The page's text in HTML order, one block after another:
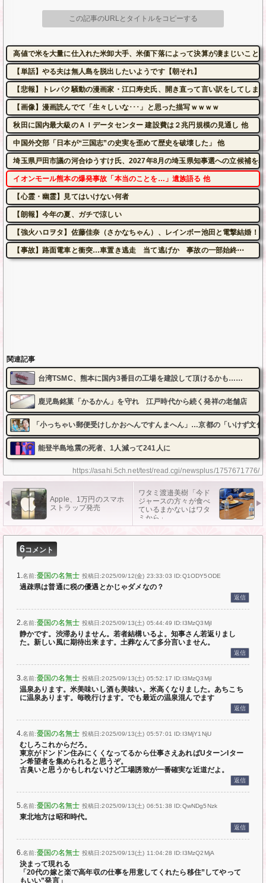
https://asahi.5ch.net/test/read.cgi/newsplus/1757671776/
この記事のURLとタイトルをコピーする
高値で米を大量に仕入れた米卸大手、米価下落によって決算が凄まじいこと
【単話】やる夫は無人島を脱出したいようです【朝それ】
【悲報】トレパク騒動の漫画家・江口寿史氏、開き直って言い訳をしてしま
【画像】漫画読んでて「生々しいな･･･」と思った描写ｗｗｗｗ
秋田に国内最大級のＡＩデータセンター 建設費は２兆円規模の見通し 他
中国外交部「日本が“三国志”の史実を歪めて歴史を破壊した」 他
埼玉県戸田市議の河合ゆうすけ氏、2027年8月の埼玉県知事選への立候補を
イオンモール熊本の爆発事故「本当のことを…」遺族語る 他
【心霊・幽霊】見てはいけない何者
【朗報】今年の夏、ガチで涼しい
【強火ハロヲタ】佐藤佳奈（さかなちゃん）、レインボー池田と電撃結婚！
【事故】路面電車と衝突…車置き逃走 当て逃げか 事故の一部始終⋯
関連記事
台湾TSMC、熊本に国内3番目の工場を建設して頂けるかも……
鹿児島銘菓「かるかん」を守れ 江戸時代から続く発祥の老舗店
「小っちゃい郵便受けしかおへんですんまへん」…京都の「いけず文
能登半島地震の死者、1人減って241人に
Apple、1万円のスマホ
ストラップ発売
ワタミ渡邉美樹「今ド
ジャースの方々が食べ
ているまかないはワタ
ミから」
6コメント
1.名前:憂国の名無士 投稿日:2025/09/12(金) 23:33:03 ID:Q1ODY5ODE
過疎県は普通に税の優遇とかじゃダメなの？
返信
2.名前:憂国の名無士 投稿日:2025/09/13(土) 05:44:49 ID:I3MzQ3MjI
静かです。渋滞ありません。若者結構いるよ。知事さん若返りまし
た。新しい風に期待出来ます。土葬なんて多分言いません。
返信
3.名前:憂国の名無士 投稿日:2025/09/13(土) 05:52:17 ID:I3MzQ3MjI
温泉あります。米美味いし酒も美味い。米高くなりました。あちこち
に温泉あります。毎晩行けます。でも最近の温泉混んでます
返信
4.名前:憂国の名無士 投稿日:2025/09/13(土) 05:57:01 ID:I3MjY1NjU
むしろこれからだろ。
東京がドンドン住みにくくなってるから仕事さえあればUターンIター
ン希望者を集められると思うぞ。
古臭いと思うかもしれないけど工場誘致が一番確実な近道だよ。
返信
5.名前:憂国の名無士 投稿日:2025/09/13(土) 06:51:38 ID:QwNDg5Nzk
東北地方は昭和時代。
返信
6.名前:憂国の名無士 投稿日:2025/09/13(土) 11:04:28 ID:I3MzQ2MjA
決まって現れる
「20代の嫁と楽で高年収の仕事を用意してくれたら移住”してやって
もいい”発言」